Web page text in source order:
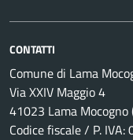
CONTATTI
Comune di Lama
Via XXIV Maggio 4
41023 Lama Mocogno
Codice fiscale / P.